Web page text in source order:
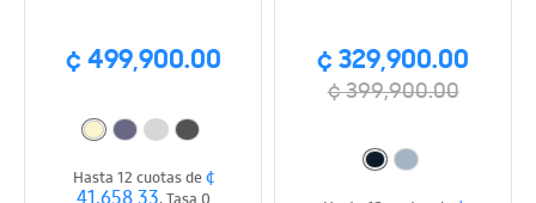
¢ 499,900.00
Hasta 12 cuotas de¢
¢ 329,900.00
¢ 399,900.00